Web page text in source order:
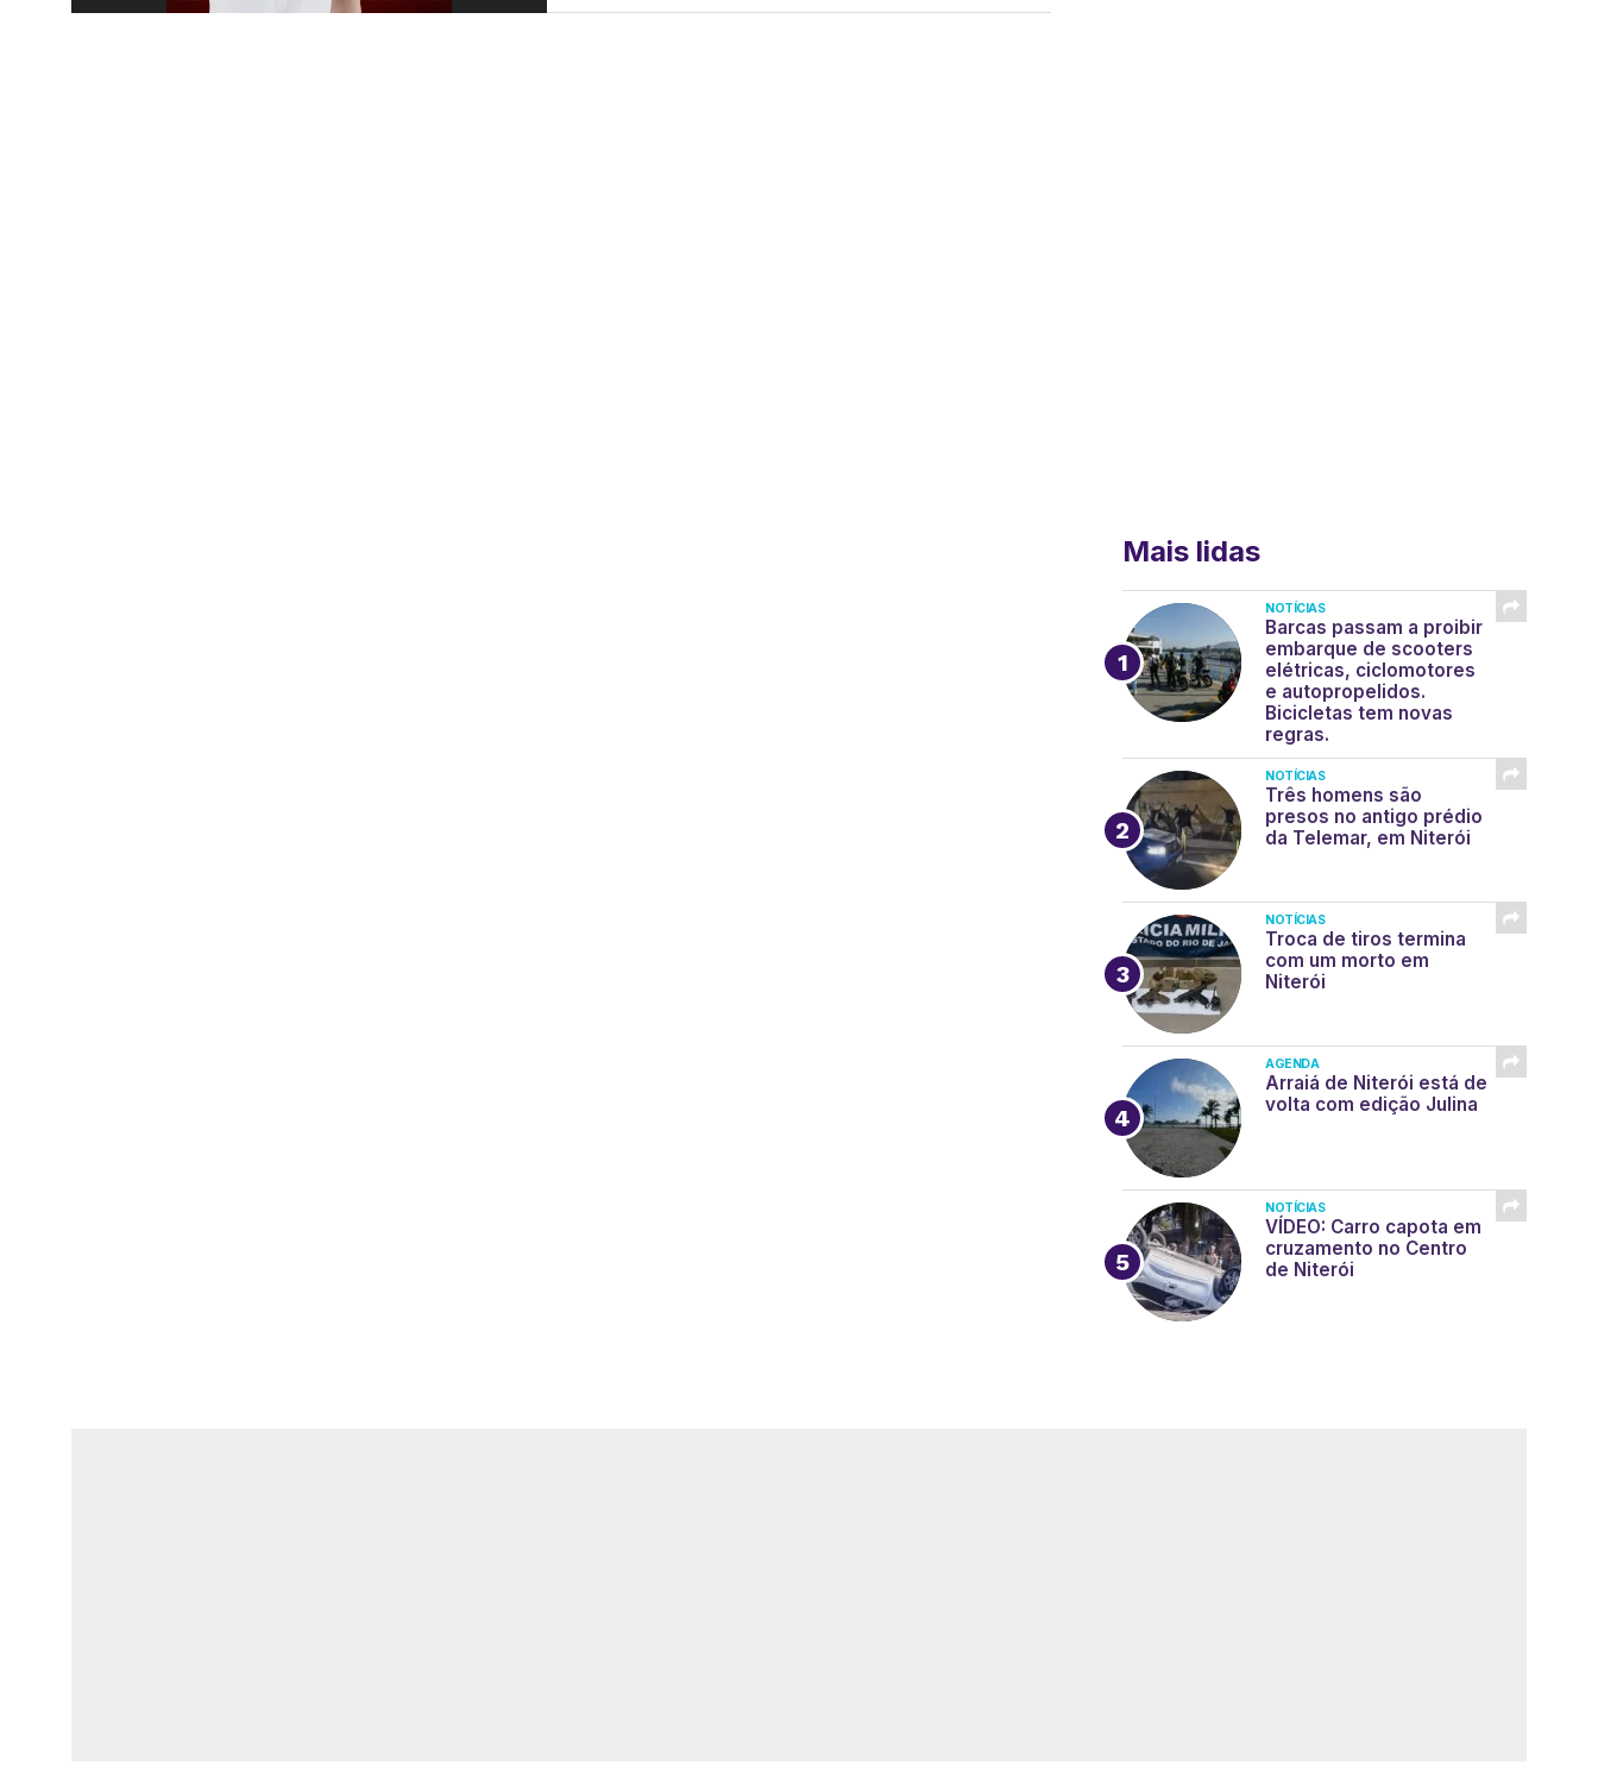
Mais lidas
NOTÍCIAS
Barcas passam a proibir
embarque de scooters
elétricas, ciclomotores
e autopropelidos.
Bicicletas tem novas
regras.
NOTÍCIAS
Três homens são
presos no antigo prédio
da Telemar, em Niterói
NOTÍCIAS
Troca de tiros termina
com um morto em
Niterói
AGENDA
Arraiá de Niterói está de
volta com edição Julina
NOTÍCIAS
VÍDEO: Carro capota em
cruzamento no Centro
de Niterói